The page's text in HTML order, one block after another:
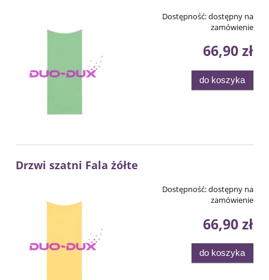
Dostępność:dostępny na
zamówienie
66,90 zł
do koszyka
Drzwi szatni Fala żółte
Dostępność:dostępny na
zamówienie
66,90 zł
do koszyka